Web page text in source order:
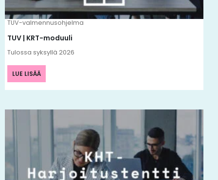
TUV-valmennusohjelma
TUV | KRT-moduuli
Tulossa syksyllä 2026
LUE LISÄÄ
tuotteella
on
useampi
muunnelma.